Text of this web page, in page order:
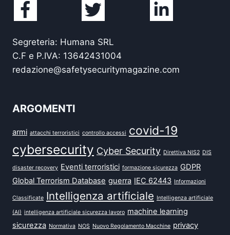
Segreteria: Humana SRL
C.F e P.IVA: 13642431004
redazione@safetysecuritymagazine.com
ARGOMENTI
armi attacchi terroristici controllo accessi covid-19
cybersecurity Cyber Security Direttiva NIS2 DIS
disaster recovery Eventi terroristici formazione sicurezza GDPR
Global Terrorism Database guerra IEC 62443 Informazioni
Classificate Intelligenza artificiale Intelligenza artificiale
(AI) intelligenza artificiale sicurezza lavoro machine learning
sicurezza Normativa NOS Nuovo Regolamento Macchine privacy